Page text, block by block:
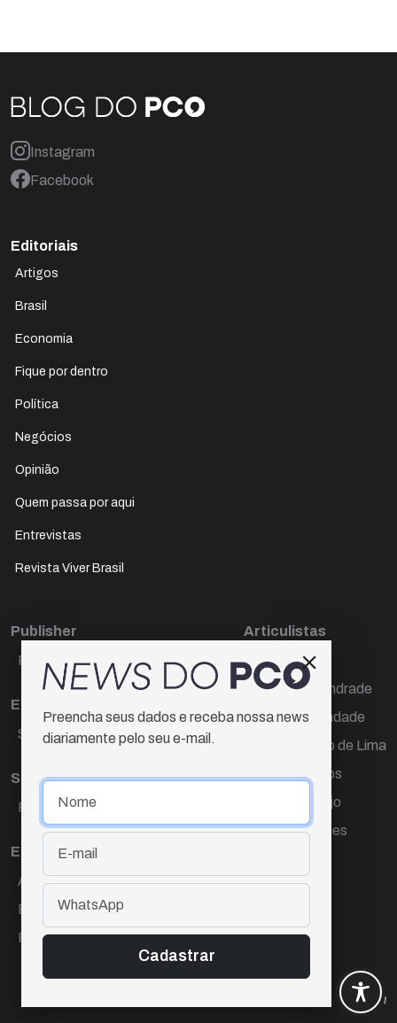
Instagram
Facebook
Editoriais
Artigos
Brasil
Economia
Fique por dentro
Política
Negócios
Opinião
Quem passa por aqui
Entrevistas
Revista Viver Brasil
Publisher
Paulo Cesar de Oliveira
Editora Chefe
Sueli Cotta
Sub-editora
Raquel Ayres
Equipe
Ana Lúcia Cortez
Eliane Hardy
Fernando Torres
Articulistas
Décio Freire
Dr Marcos Andrade
Hamilton Trindade
Igor Carvalho de Lima
Mario Campos
Renata Araújo
Wagner Gomes
Preencha seus dados e receba nossa news
diariamente pelo seu e-mail.